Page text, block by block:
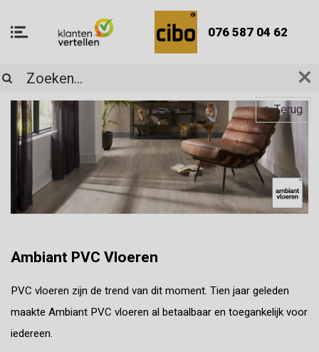
076 587 04 62
Terug
Ambiant PVC Vloeren
PVC vloeren zijn de trend van dit moment. Tien jaar geleden
maakte Ambiant PVC vloeren al betaalbaar en toegankelijk voor
iedereen.